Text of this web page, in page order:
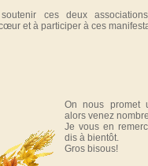
ces deux
et à participer à ces
On nous promet
alors venez
Je vous en
dis à bientôt.
Gros bisous!